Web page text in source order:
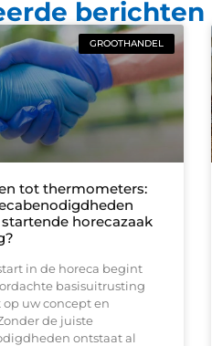
berichten
GROOTHANDEL
tot thermometers:
horecazaak
in de horeca begint
basisuitrusting
uw concept en
de juiste
ontstaat al